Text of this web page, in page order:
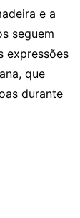
e a
seguem
expressões
que
durante